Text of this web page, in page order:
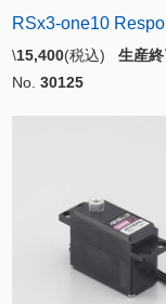
RSx3-one10
\15,400(税込) 生産終
No. 30125